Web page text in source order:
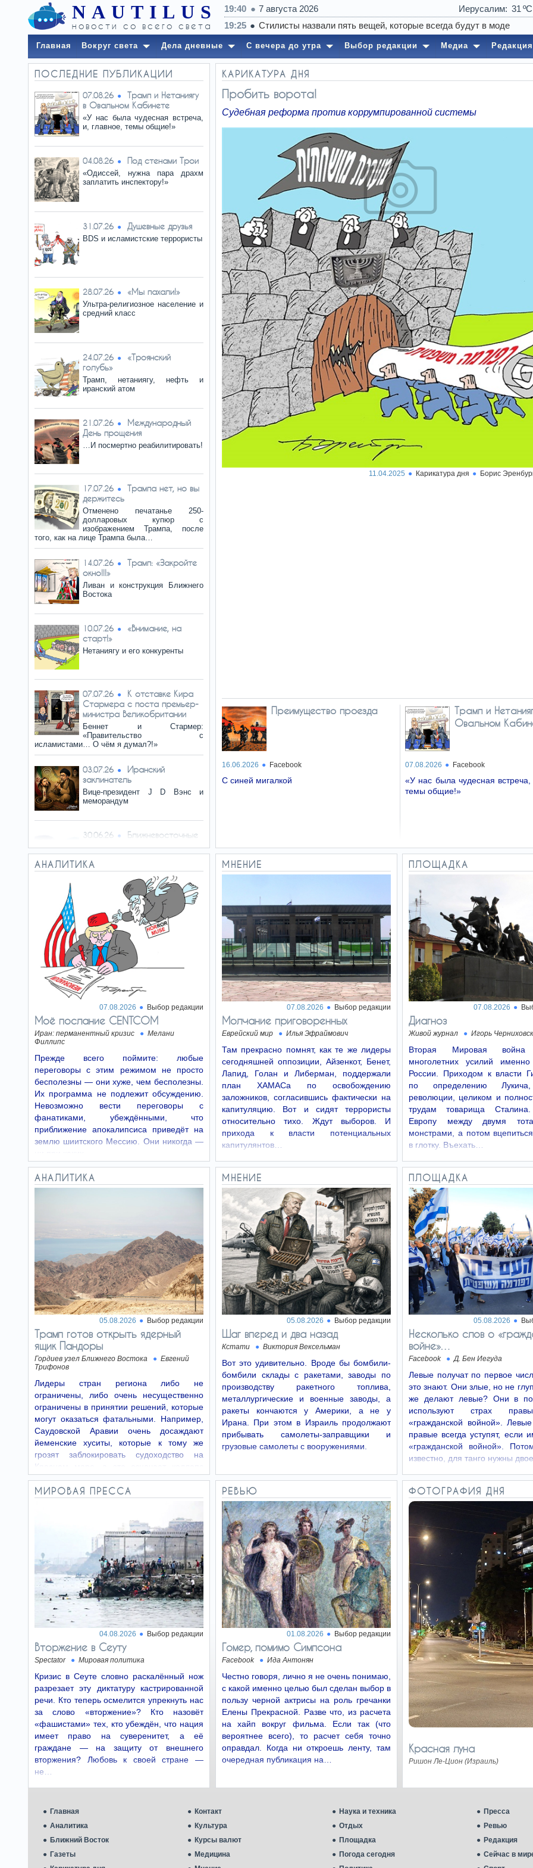
NAUTILUS
новости со всего света
19:40 7 августа 2026 Иерусалим 31
Главная Вокруг света Дела дневные С вечера до утра Выбор редакции Медиа Редакция
ПОСЛЕДНИЕ ПУБЛИКАЦИИ
07.08.26
Трамп и Нетаниягу
в Овальном Кабинете
«У нас была чудесная встреча,
и, главное, темы общие!»
04.08.26 Под стенами Трои
«Одиссей, нужна пара драхм
заплатить инспектору!»
31.07.26 Душевные друзья
BDS и исламистские террористы
28.07.26 «Мы пахали!»
Ультра-религиозное население и
средний класс
24.07.26
«Троянский
голубь»
Трамп, нетаниягу, нефть и
иранский атом
21.07.26
Международный
День прощения
…И посмертно реабилитировать!
17.07.26
Трампа нет, но вы
держитесь
Отменено печатанье 250-
долларовых купюр с
изображением Трампа, после
того, как на лице Трампа была…
14.07.26
Трамп: «Закройте
окно!!!»
Ливан и конструкция Ближнего
Востока
10.07.26
«Внимание, на
старт!»
Нетаниягу и его конкуренты
07.07.26
К отставке Кира
Стармера с поста премьер-
министра Великобритании
Беннет и Стармер:
«Правительство с
исламистами… О чём я думал?!»
03.07.26
Иранский
заклинатель
Вице-президент J D Вэнс и
меморандум
30.06.26
Ближневосточные
Мамдани
перекрашивает Нью-Йорк
23.06.26 Идём на выборы
Ну, снова харедим рулят? Лишь
бы не «Демократы»
19.06.26
Изнанка их
За призывами оппозиционных
партий кроется готовность
вступить в коалицию с левыми
радикалами
16.06.26
Преимущество
проезда
С синей мигалкой
КАРИКАТУРА ДНЯ
Пробить ворота!
Судебная реформа против коррумпированной системы
11.04.2025 Карикатура дня Борис
Преимущество проезда
16.06.2026 Facebook
С синей мигалкой
Трамп и
Овальном
07.08.2026 Facebook
«У нас была чудесная встреча,
темы общие!»
АНАЛИТИКА
07.08.2026 Выбор редакции
Моё послание CENTCOM
Иран: перманентный кризис
Мелани
Филлипс
Прежде всего поймите: любые
переговоры с этим режимом не просто
бесполезны — они хуже, чем бесполезны.
Их программа не подлежит обсуждению.
Невозможно вести переговоры с
фанатиками, убеждёнными, что
приближение апокалипсиса приведёт на
землю шиитского Мессию. Они никогда —
МНЕНИЕ
07.08.2026 Выбор редакции
Молчание приговоренных
Еврейский мир Илья Эфраймович
Там прекрасно помнят, как те же лидеры
сегодняшней оппозиции, Айзенкот, Бенет,
Лапид, Голан и Либерман, поддержали
план ХАМАСа по освобождению
заложников, согласившись фактически на
капитуляцию. Вот и сидят террористы
относительно тихо. Ждут выборов. И
прихода к власти потенциальных
капитулянтов…
ПЛОЩАДКА
07.08.2026
Диагноз
Живой журнал Игорь
Вторая Мировая
многолетних усилий именно
России. Приходом к власти
по определению
революции, целиком и
трудам товарища
Европу между двумя
монстрами, а потом
в глотку. Въехать…
АНАЛИТИКА
05.08.2026 Выбор редакции
Трамп готов открыть ядерный
ящик Пандоры
Гордиев узел Ближнего Востока
Евгений
Трифонов
Лидеры стран региона либо не
ограничены, либо очень несущественно
ограничены в принятии решений, которые
могут оказаться фатальными. Например,
Саудовской Аравии очень досаждают
йеменские хуситы, которые к тому же
грозят заблокировать судоходство на
Красном море, а это означает коллапс
саудовского…
МНЕНИЕ
05.08.2026 Выбор редакции
Шаг вперед и два назад
Кстати Виктория Вексельман
Вот это удивительно. Вроде бы бомбили-
бомбили склады с ракетами, заводы по
производству ракетного топлива,
металлургические и военные заводы, а
ракеты кончаются у Америки, а не у
Ирана. При этом в Израиль продолжают
прибывать самолеты-заправщики и
грузовые самолеты с вооружениями.
ПЛОЩАДКА
05.08.2026
Несколько слов о
войне»…
Facebook Д. Бен Иегуда
Левые получат по первое
это знают. Они злые, но не
же делают левые? Они в
используют страх
«гражданской войной».
правые всегда уступят, если
«гражданской войной».
известно, для танго нужны
МИРОВАЯ ПРЕССА
04.08.2026 Выбор редакции
Вторжение в Сеуту
Spectator Мировая политика
Кризис в Сеуте словно раскалённый нож
разрезает эту диктатуру кастрированной
речи. Кто теперь осмелится упрекнуть нас
за слово «вторжение»? Кто назовёт
«фашистами» тех, кто убеждён, что нация
имеет право на суверенитет, а её
граждане — на защиту от внешнего
вторжения? Любовь к своей стране —
не…
РЕВЬЮ
01.08.2026 Выбор редакции
Гомер, помимо Симпсона
Facebook Ида Антонян
Честно говоря, лично я не очень понимаю,
с какой именно целью был сделан выбор в
пользу черной актрисы на роль гречанки
Елены Прекрасной. Разве что, из расчета
на хайп вокруг фильма. Если так (что
вероятнее всего), то расчет себя точно
оправдал. Когда ни откроешь ленту, там
очередная публикация на…
ФОТОГРАФИЯ ДНЯ
Красная луна
Ришон Ле-Цион (Израиль)
Главная Контакт Наука и техника Пресса
Аналитика
Культура Отдых Ревью
Ближний Восток
Курсы валют Площадка Редакция
Газеты
Медицина Погода сегодня Сейчас в